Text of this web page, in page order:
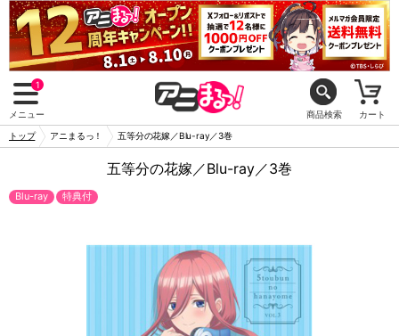
1
メニュー 商品検索 カート
トップ アニまるっ！ 五等分の花嫁／Blu-ray／3巻
五等分の花嫁／Blu-ray／3巻
Blu-ray 特典付